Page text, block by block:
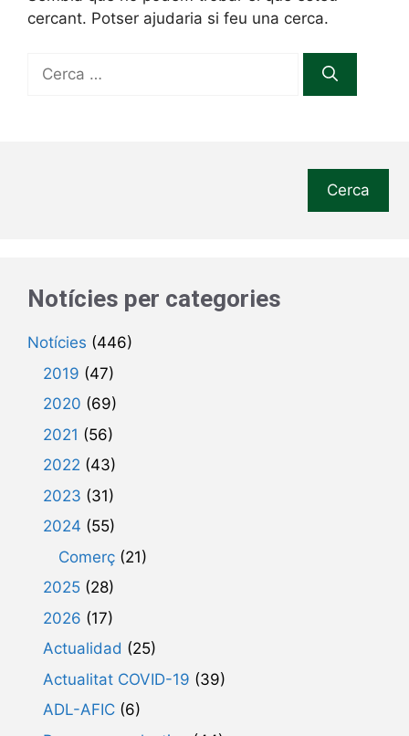
cercant. Potser ajudaria si feu una cerca.
Cerca:
Cerca
Notícies per categories
Notícies (446)
2019 (47)
2020 (69)
2021 (56)
2022 (43)
2023 (31)
2024 (55)
Comerç (21)
2025 (28)
2026 (17)
Actualidad (25)
Actualitat COVID-19 (39)
ADL-AFIC (6)